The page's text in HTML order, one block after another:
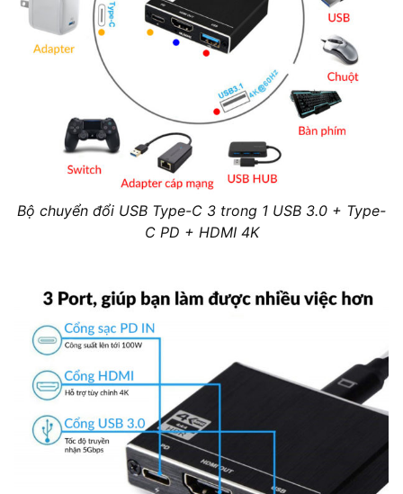
Bộ chuyển đổi USB Type-C 3 trong 1 USB 3.0 + Type-
C PD + HDMI 4K